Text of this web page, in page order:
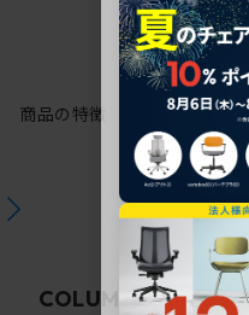
商品の特徴
COLUMN関連コラム